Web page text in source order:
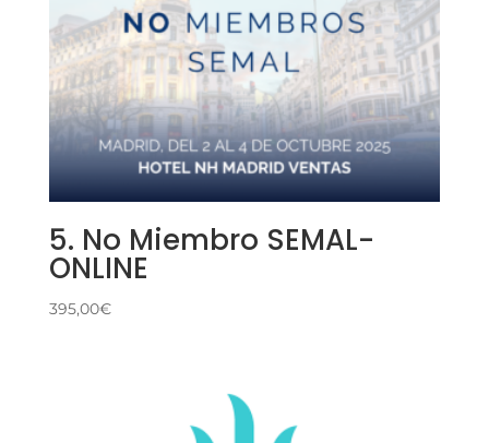
5. No Miembro SEMAL-
ONLINE
395,00€